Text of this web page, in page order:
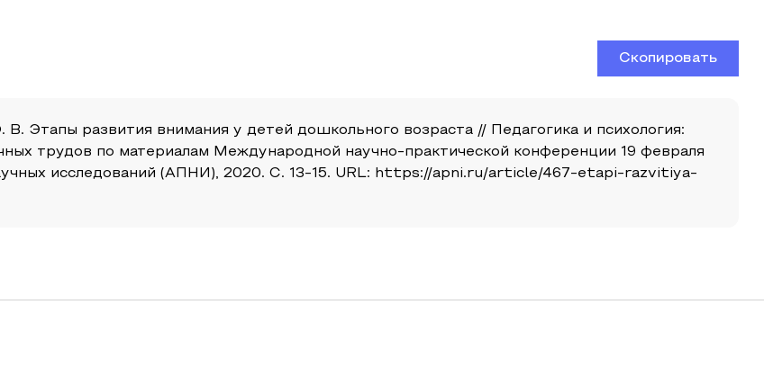
Скопировать
Этапы развития внимания у детей дошкольного возраста // Педагогика и психология:
трудов по материалам Международной научно-практической конференции 19 февраля
исследований (АПНИ), 2020. С. 13-15. URL: https://apni.ru/article/467-etapi-razvitiya-